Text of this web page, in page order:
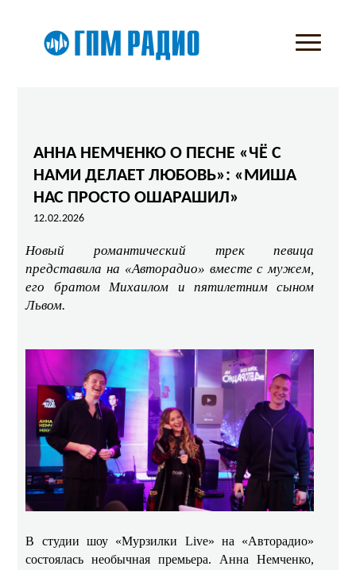
АННА НЕМЧЕНКО О ПЕСНЕ «ЧЁ С
НАМИ ДЕЛАЕТ ЛЮБОВЬ»: «МИША
НАС ПРОСТО ОШАРАШИЛ»
12.02.2026
Новый романтический трек певица
представила на «Авторадио» вместе с мужем,
его братом Михаилом и пятилетним сыном
Львом.
В студии шоу «Мурзилки Live» на «Авторадио»
состоялась необычная премьера. Анна Немченко,